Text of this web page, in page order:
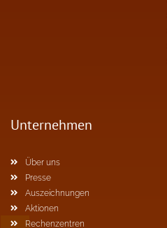
Unternehmen
Über uns
Presse
Auszeichnungen
Aktionen
Rechenzentren